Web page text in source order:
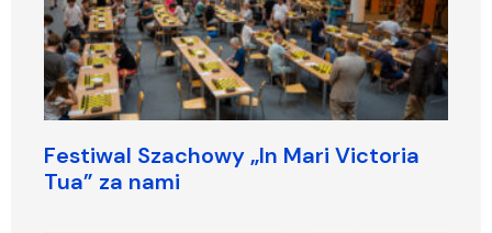
Festiwal Szachowy „In Mari Victoria
Tua” za nami